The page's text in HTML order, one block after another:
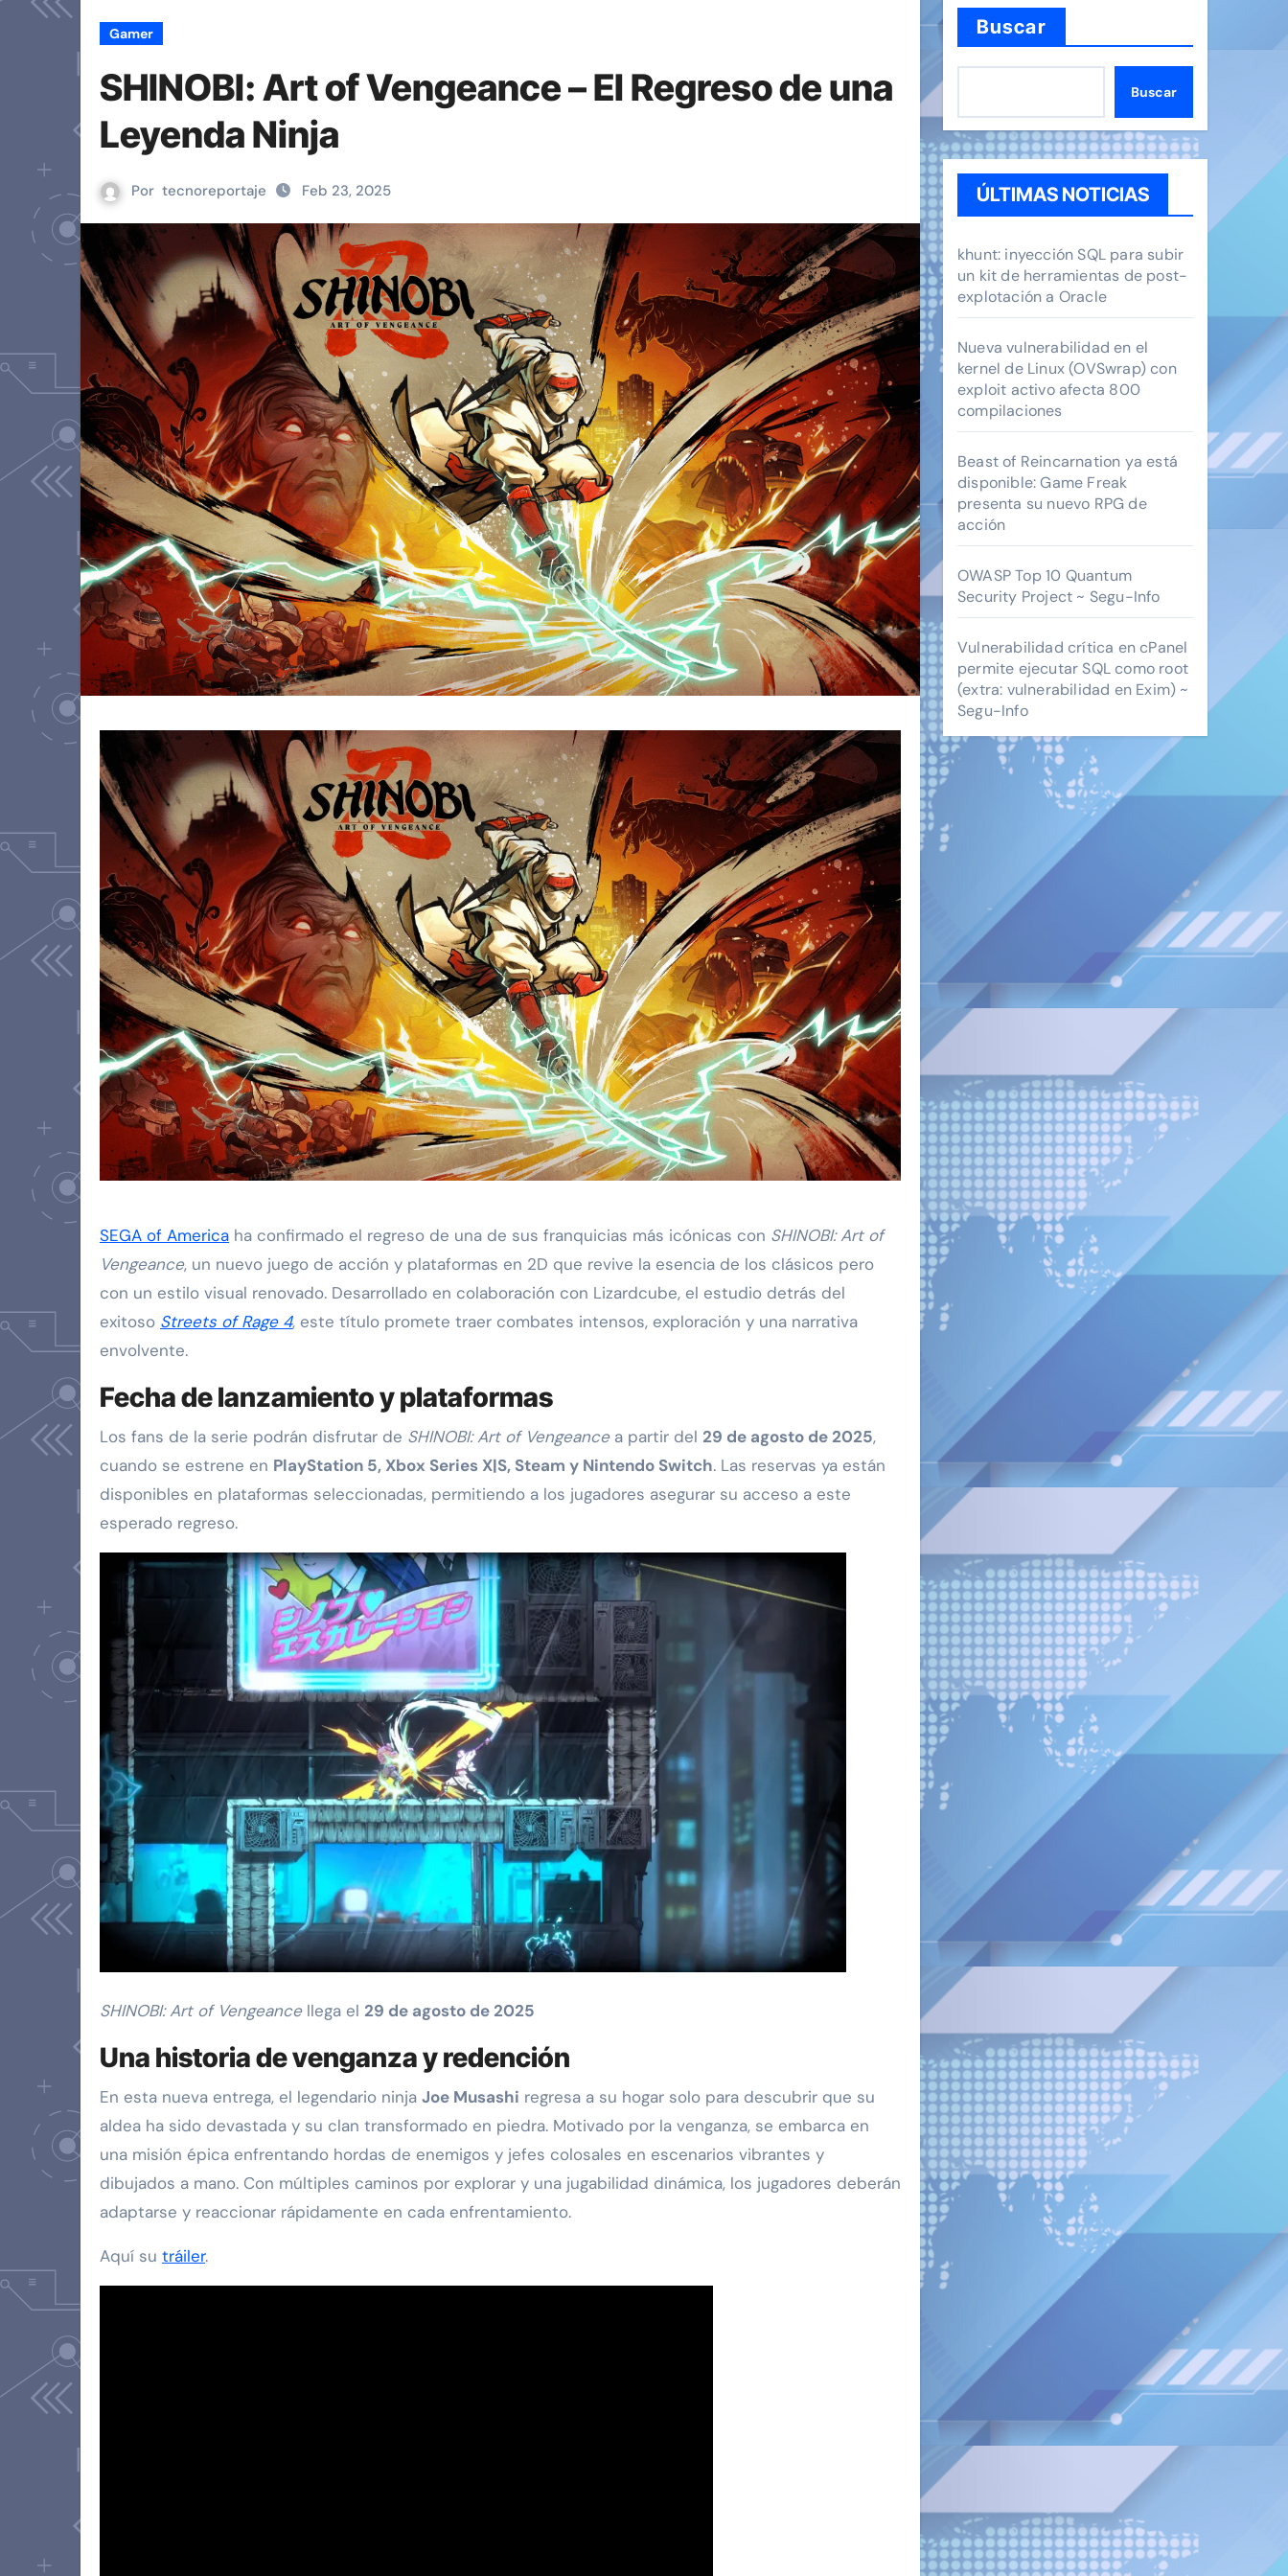
Gamer
SHINOBI: Art of Vengeance – El Regreso de una
Leyenda Ninja
Por tecnoreportaje Feb 23, 2025
SEGA of America ha confirmado el regreso de una de sus franquicias más icónicas con SHINOBI: Art of
Vengeance, un nuevo juego de acción y plataformas en 2D que revive la esencia de los clásicos pero
con un estilo visual renovado. Desarrollado en colaboración con Lizardcube, el estudio detrás del
exitoso Streets of Rage 4, este título promete traer combates intensos, exploración y una narrativa
envolvente.
Fecha de lanzamiento y plataformas
Los fans de la serie podrán disfrutar de SHINOBI: Art of Vengeancea partir del 29 de agosto de 2025,
cuando se estrene en PlayStation 5, Xbox Series X|S, Steam y Nintendo Switch. Las reservas ya están
disponibles en plataformas seleccionadas, permitiendo a los jugadores asegurar su acceso a este
esperado regreso.
SHINOBI: Art of Vengeancellega el 29 de agosto de 2025
Una historia de venganza y redención
En esta nueva entrega, el legendario ninja Joe Musashi regresa a su hogar solo para descubrir que su
aldea ha sido devastada y su clan transformado en piedra. Motivado por la venganza, se embarca en
una misión épica enfrentando hordas de enemigos y jefes colosales en escenarios vibrantes y
dibujados a mano. Con múltiples caminos por explorar y una jugabilidad dinámica, los jugadores deberán
adaptarse y reaccionar rápidamente en cada enfrentamiento.
Aquí su tráiler.
Buscar
Buscar
ÚLTIMAS NOTICIAS
khunt: inyección SQL para subir
un kit de herramientas de post-
explotación a Oracle
Nueva vulnerabilidad en el
kernel de Linux (OVSwrap) con
exploit activo afecta 800
compilaciones
Beast of Reincarnation ya está
disponible: Game Freak
presenta su nuevo RPG de
acción
OWASP Top 10 Quantum
Security Project ~ Segu-Info
Vulnerabilidad crítica en cPanel
permite ejecutar SQL como root
(extra: vulnerabilidad en Exim) ~
Segu-Info